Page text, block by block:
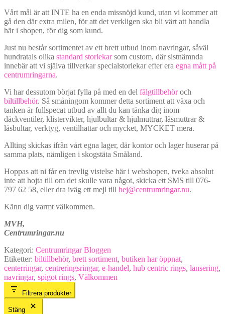
Vårt mål är att INTE ha en enda missnöjd kund, utan vi kommer att
gå den där extra milen, för att det verkligen ska bli värt att handla
här i shopen, för dig som kund.
Just nu består sortimentet av ett brett utbud inom navringar, såväl
hundratals olika standard storlekarsom custom, där sistnämnda
innebär att vi själva tillverkar specialstorlekar efter era egna mått på
centrumringarna.
Vi har dessutom börjat fylla på med en del fälgtillbehöroch
biltillbehör. Så småningom kommer detta sortiment att växa och
tanken är fullspecat utbud av allt du kan tänka dig inom
däckventiler, klistervikter, hjulbultar & hjulmuttrar, låsmuttrar &
låsbultar, verktyg, ventilhattar och mycket, MYCKET mera.
Allting skickas ifrån vårt egna lager, där kontor och lager huserar på
samma plats, nämligen i skogstäta Småland.
Hoppas att ni får en trevlig vistelse här i webshopen, tveka absolut
inte att hojta till om det skulle vara något, skicka ett SMS till 076-
797 62 58, eller dra iväg ett mejl till hej@centrumringar.nu.
Känn dig varmt välkommen.
MVH,
Centrumringar.nu
Kategori: Centrumringar Bloggen
Etiketter: biltillbehör, brett sortiment, butiken har öppnat,
centerringar, centreringsringar, e-handel, hub centric rings, lansering,
navringar, spigot rings, Välkommen
Filtrera produkter
Stäng